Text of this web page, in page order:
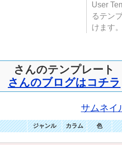
User
るテン
けます
さんのテンプレート
さんのブログはコチラ
サムネイ
ジャンル カラム 色